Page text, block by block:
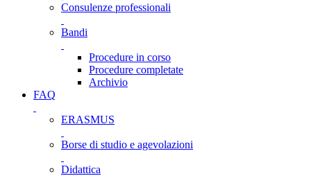
Consulenze professionali
Bandi
Procedure in corso
Procedure completate
Archivio
FAQ
ERASMUS
Borse di studio e agevolazioni
Didattica